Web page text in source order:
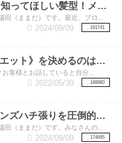
【40代男性】に今すぐ知ってほしい髪型！メンズカットの得意な表参道美容師が教えます。素敵な40代をおくるための髪型特集‼︎
（ままだ）です。最近、ブロ...
191741
2024/09/09
《ショートヘアのシルエット》を決めるのは実は【襟足】！！いろいろな襟足のカットをご紹介
客様とお話していると自分...
188880
2022/05/30
【即！お悩み解決】メンズハチ張りを圧倒的に解消する方法はこちら！
（ままだ）です。みなさんの...
174695
2024/09/09